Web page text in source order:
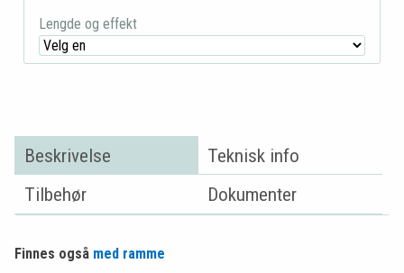
Lengde og effekt
Beskrivelse
Teknisk info
Tilbehør
Dokumenter
Finnes også med ramme